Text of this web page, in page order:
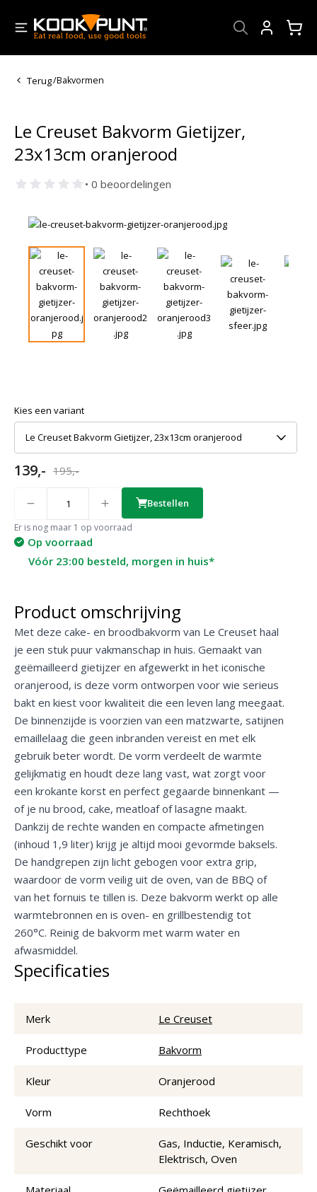
Terug/Bakvormen
Le Creuset Bakvorm Gietijzer,
23x13cm oranjerood
• 0 beoordelingen
Kies een variant
Le Creuset Bakvorm Gietijzer, 23x13cm oranjerood
139,- 195,-
Er is nog maar 1 op voorraad
Bestellen
Op voorraad
Vóór 23:00 besteld, morgen in huis*
Product omschrijving
Met deze cake- en broodbakvorm van Le Creuset haal
je een stuk puur vakmanschap in huis. Gemaakt van
geëmailleerd gietijzer en afgewerkt in het iconische
oranjerood, is deze vorm ontworpen voor wie serieus
bakt en kiest voor kwaliteit die een leven lang meegaat.
De binnenzijde is voorzien van een matzwarte, satijnen
emaillelaag die geen inbranden vereist en met elk
gebruik beter wordt. De vorm verdeelt de warmte
gelijkmatig en houdt deze lang vast, wat zorgt voor
een krokante korst en perfect gegaarde binnenkant —
of je nu brood, cake, meatloaf of lasagne maakt.
Dankzij de rechte wanden en compacte afmetingen
(inhoud 1,9 liter) krijg je altijd mooi gevormde baksels.
De handgrepen zijn licht gebogen voor extra grip,
waardoor de vorm veilig uit de oven, van de BBQ of
van het fornuis te tillen is. Deze bakvorm werkt op alle
warmtebronnen en is oven- en grillbestendig tot
260°C. Reinig de bakvorm met warm water en
afwasmiddel.
Specificaties
Merk Le Creuset
Producttype Bakvorm
Kleur Oranjerood
Vorm Rechthoek
Geschikt voor
Gas, Inductie, Keramisch,
Elektrisch, Oven